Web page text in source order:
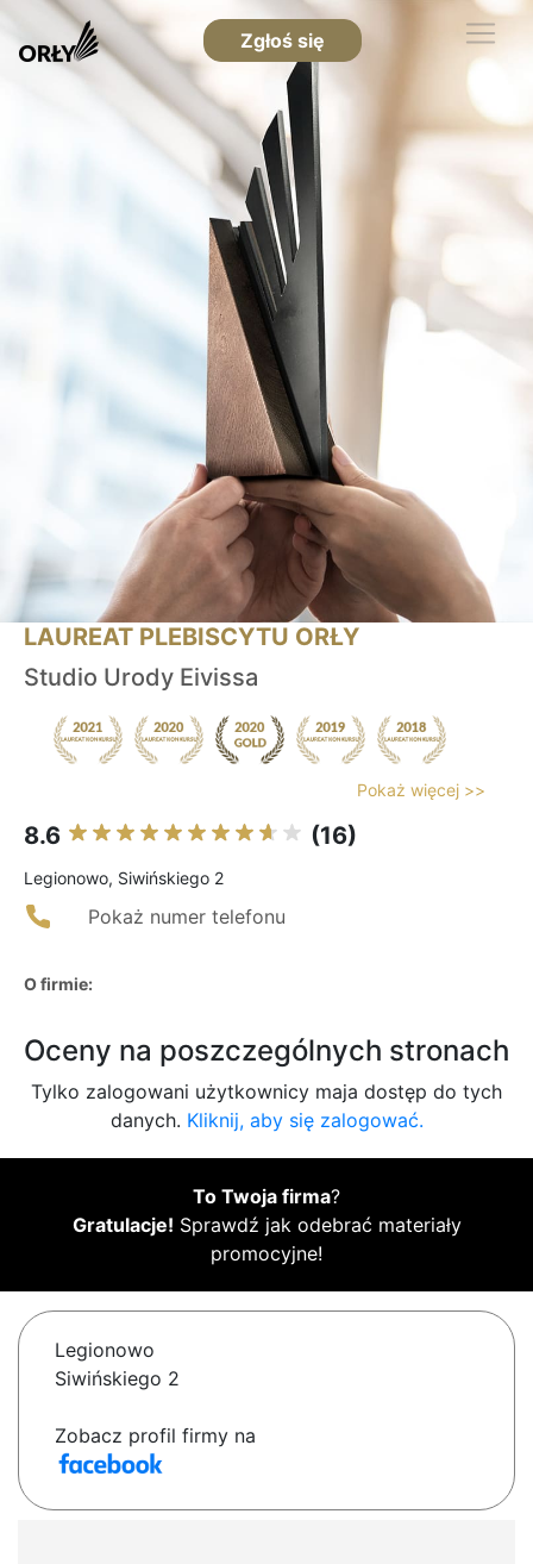
Zgłoś się
LAUREAT PLEBISCYTU ORŁY
Studio Urody Eivissa
Pokaż więcej >>
8.6 (16)
Legionowo, Siwińskiego 2
Pokaż numer telefonu
O firmie:
Oceny na poszczególnych stronach
Tylko zalogowani użytkownicy maja dostęp do tych
danych. Kliknij, aby się zalogować.
To Twoja firma?
Gratulacje! Sprawdź jak odebrać materiały
promocyjne!
Legionowo
Siwińskiego 2
Zobacz profil firmy na